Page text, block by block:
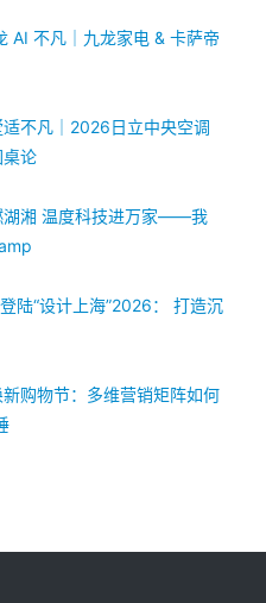
AI 不凡｜九龙家电 & 卡萨帝
不凡｜2026日立中央空调
桌论
湖湘 温度科技进万家——我
陆“设计上海”2026： 打造沉
购物节：多维营销矩阵如何